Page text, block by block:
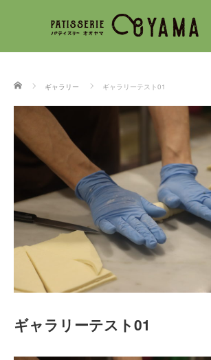
ホーム ギャラリー ギャラリーテスト01
ギャラリーテスト01